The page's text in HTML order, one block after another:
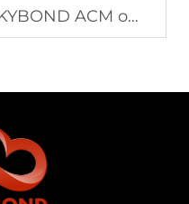
materijalom za komercijalne fasade?